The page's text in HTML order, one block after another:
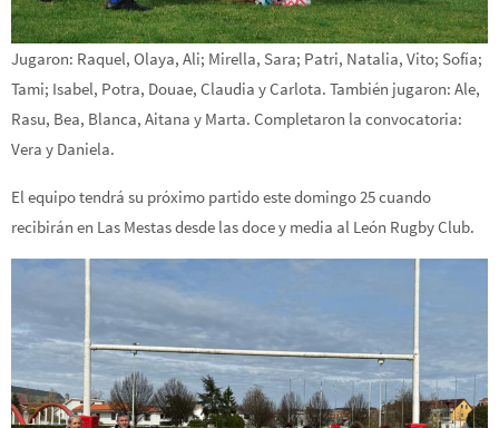
Jugaron: Raquel, Olaya, Ali; Mirella, Sara; Patri, Natalia, Vito; Sofía;
Tami; Isabel, Potra, Douae, Claudia y Carlota. También jugaron: Ale,
Rasu, Bea, Blanca, Aitana y Marta. Completaron la convocatoria:
Vera y Daniela.
El equipo tendrá su próximo partido este domingo 25 cuando
recibirán en Las Mestas desde las doce y media al León Rugby Club.